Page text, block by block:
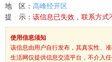
地 区： 高峰经开区
提 示： 该信息已失效，联系方式
使用信息须知
该信息由用户自行发布，其真实性、
生活网仅提供信息交流平台，不介入